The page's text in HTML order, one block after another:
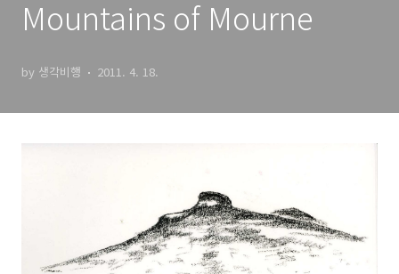
Mountains of Mourne
by 생각비행 2011. 4. 18.